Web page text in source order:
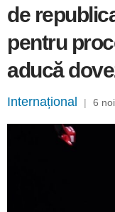
de
pentru
aducă
Internațional | 6